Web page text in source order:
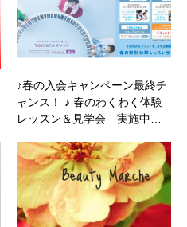
♪春の入会キャンペーン最終チ
ャンス！ ♪ 春のわくわく体験
レッスン＆見学会 実施中…